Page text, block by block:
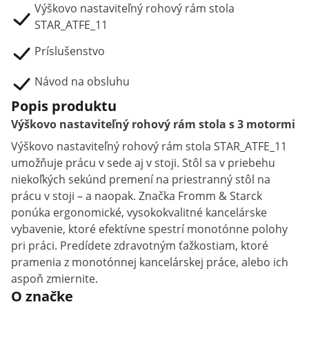
Výškovo nastaviteľný rohový rám stola
STAR_ATFE_11
Príslušenstvo
Návod na obsluhu
Popis produktu
Výškovo nastaviteľný rohový rám stola s 3 motormi
Výškovo nastaviteľný rohový rám stola STAR_ATFE_11
umožňuje prácu v sede aj v stoji. Stôl sa v priebehu
niekoľkých sekúnd premení na priestranný stôl na
prácu v stoji – a naopak. Značka Fromm & Starck
ponúka ergonomické, vysokokvalitné kancelárske
vybavenie, ktoré efektívne spestrí monotónne polohy
pri práci. Predídete zdravotným ťažkostiam, ktoré
pramenia z monotónnej kancelárskej práce, alebo ich
aspoň zmiernite.
O značke